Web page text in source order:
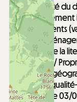
Conformité du
Aménagement
Equipements
Confort de la
Entretien /
Situation
Rapport
Avis écrit le 03/